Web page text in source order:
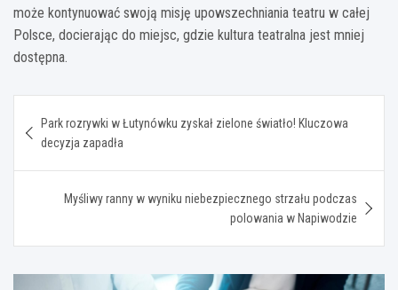
może kontynuować swoją misję upowszechniania teatru w całej
Polsce, docierając do miejsc, gdzie kultura teatralna jest mniej
dostępna.
wpisu
Park rozrywki w Łutynówku zyskał zielone światło! Kluczowa
decyzja zapadła
Myśliwy ranny w wyniku niebezpiecznego strzału podczas
polowania w Napiwodzie